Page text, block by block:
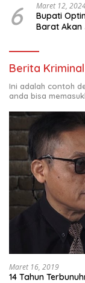
6 Maret 12,
Bupati
Barat Akan
Berita Kriminal
Ini adalah contoh
anda bisa
Maret 16, 2019
14 Tahun